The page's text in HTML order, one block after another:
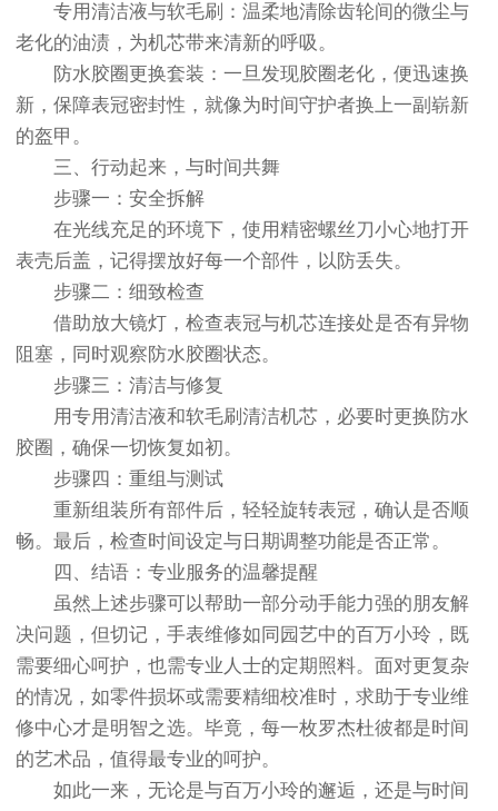
专用清洁液与软毛刷：温柔地清除齿轮间的微尘与
老化的油渍，为机芯带来清新的呼吸。
防水胶圈更换套装：一旦发现胶圈老化，便迅速换
新，保障表冠密封性，就像为时间守护者换上一副崭新
的盔甲。
三、行动起来，与时间共舞
步骤一：安全拆解
在光线充足的环境下，使用精密螺丝刀小心地打开
表壳后盖，记得摆放好每一个部件，以防丢失。
步骤二：细致检查
借助放大镜灯，检查表冠与机芯连接处是否有异物
阻塞，同时观察防水胶圈状态。
步骤三：清洁与修复
用专用清洁液和软毛刷清洁机芯，必要时更换防水
胶圈，确保一切恢复如初。
步骤四：重组与测试
重新组装所有部件后，轻轻旋转表冠，确认是否顺
畅。最后，检查时间设定与日期调整功能是否正常。
四、结语：专业服务的温馨提醒
虽然上述步骤可以帮助一部分动手能力强的朋友解
决问题，但切记，手表维修如同园艺中的百万小玲，既
需要细心呵护，也需专业人士的定期照料。面对更复杂
的情况，如零件损坏或需要精细校准时，求助于专业维
修中心才是明智之选。毕竟，每一枚罗杰杜彼都是时间
的艺术品，值得最专业的呵护。
如此一来，无论是与百万小玲的邂逅，还是与时间